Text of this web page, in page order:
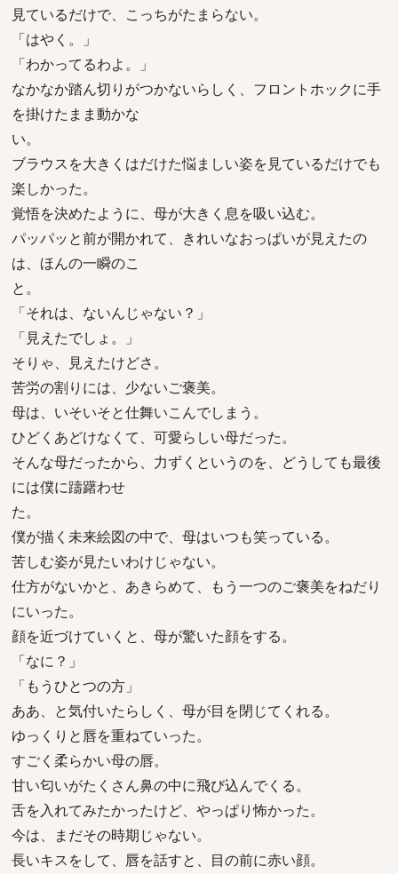
見ているだけで、こっちがたまらない。
「はやく。」
「わかってるわよ。」
なかなか踏ん切りがつかないらしく、フロントホックに手
を掛けたまま動かな
い。
ブラウスを大きくはだけた悩ましい姿を見ているだけでも
楽しかった。
覚悟を決めたように、母が大きく息を吸い込む。
パッパッと前が開かれて、きれいなおっぱいが見えたの
は、ほんの一瞬のこ
と。
「それは、ないんじゃない？」
「見えたでしょ。」
そりゃ、見えたけどさ。
苦労の割りには、少ないご褒美。
母は、いそいそと仕舞いこんでしまう。
ひどくあどけなくて、可愛らしい母だった。
そんな母だったから、力ずくというのを、どうしても最後
には僕に躊躇わせ
た。
僕が描く未来絵図の中で、母はいつも笑っている。
苦しむ姿が見たいわけじゃない。
仕方がないかと、あきらめて、もう一つのご褒美をねだり
にいった。
顔を近づけていくと、母が驚いた顔をする。
「なに？」
「もうひとつの方」
ああ、と気付いたらしく、母が目を閉じてくれる。
ゆっくりと唇を重ねていった。
すごく柔らかい母の唇。
甘い匂いがたくさん鼻の中に飛び込んでくる。
舌を入れてみたかったけど、やっぱり怖かった。
今は、まだその時期じゃない。
長いキスをして、唇を話すと、目の前に赤い顔。